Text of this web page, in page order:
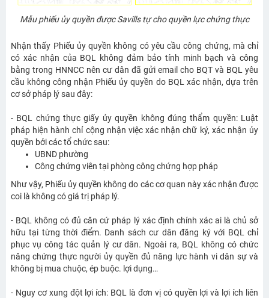
Mẫu phiếu ủy quyền được Savills tự cho quyền lực chứng thực
Nhận thấy Phiếu ủy quyền không có yêu cầu công chứng, mà chỉ
có xác nhận của BQL không đảm bảo tính minh bạch và công
bằng trong HNNCC nên cư dân đã gửi email cho BQT và BQL yêu
cầu không công nhận Phiếu ủy quyền do BQL xác nhận, dựa trên
cơ sở pháp lý sau đây:
- BQL chứng thực giấy ủy quyền không đúng thẩm quyền: Luật
pháp hiện hành chỉ cộng nhận việc xác nhận chữ ký, xác nhận ủy
quyền bởi các tổ chức sau:
UBND phường
Công chứng viên tại phòng công chứng hợp pháp
Như vậy, Phiếu ủy quyền không do các cơ quan này xác nhận được
coi là không có giá trị pháp lý.
- BQL không có đủ căn cứ pháp lý xác định chính xác ai là chủ sở
hữu tại từng thời điểm. Danh sách cư dân đăng ký với BQL chỉ
phục vụ công tác quản lý cư dân. Ngoài ra, BQL không có chức
năng chứng thực người ủy quyền đủ năng lực hành vi dân sự và
không bị mua chuộc, ép buộc. lợi dụng…
- Nguy cơ xung đột lợi ích: BQL là đơn vị có quyền lợi và lợi ích liên